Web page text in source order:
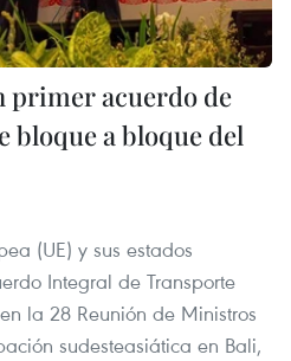
primer acuerdo de
bloque a bloque del
(UE) y sus estados
Integral de Transporte
la 28 Reunión de Ministros
sudesteasiática en Bali,